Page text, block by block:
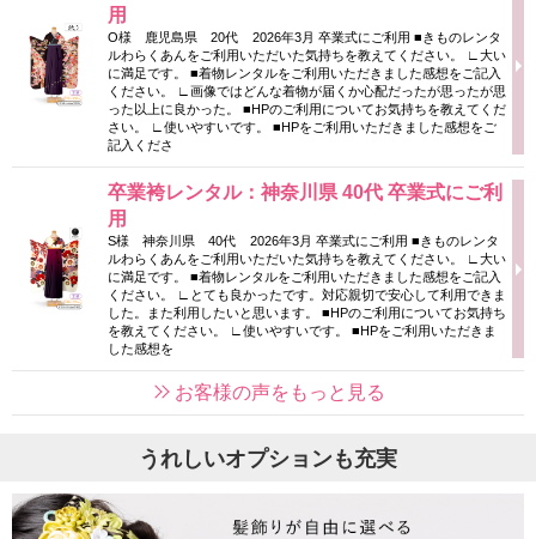
用
O様 鹿児島県 20代 2026年3月 卒業式にご利用 ■きものレンタ
ルわらくあんをご利用いただいた気持ちを教えてください。 ∟大い
に満足です。 ■着物レンタルをご利用いただきました感想をご記入
ください。 ∟画像ではどんな着物が届くか心配だったが思ったが思
った以上に良かった。 ■HPのご利用についてお気持ちを教えてくだ
さい。 ∟使いやすいです。 ■HPをご利用いただきました感想をご
記入くださ
卒業袴レンタル：神奈川県 40代 卒業式にご利
用
S様 神奈川県 40代 2026年3月 卒業式にご利用 ■きものレンタ
ルわらくあんをご利用いただいた気持ちを教えてください。 ∟大い
に満足です。 ■着物レンタルをご利用いただきました感想をご記入
ください。 ∟とても良かったです。対応親切で安心して利用できま
した。また利用したいと思います。 ■HPのご利用についてお気持ち
を教えてください。 ∟使いやすいです。 ■HPをご利用いただきま
した感想を
お客様の声をもっと見る
うれしいオプションも充実